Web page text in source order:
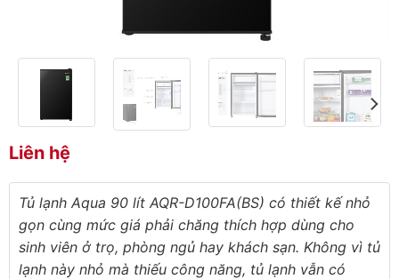
Liên hệ
Tủ lạnh Aqua 90 lít AQR-D100FA(BS) có thiết kế nhỏ
gọn cùng mức giá phải chăng thích hợp dùng cho
sinh viên ở trọ, phòng ngủ hay khách sạn. Không vì tủ
lạnh này nhỏ mà thiếu công năng, tủ lạnh vẫn có